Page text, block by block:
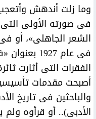
وما زلت أندهش
الشعر الجاهلى»، أو
فى عام
الفقرات التى أثارت
أصبحت مقدمات
والباحثين فى تاريخ
الأدبى).. أو قرأوه ولم